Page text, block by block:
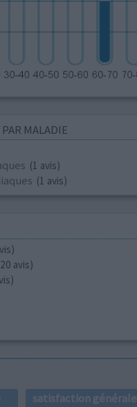
MALADIE
(1 avis)
(1 avis)
avis)
satisfaction générale